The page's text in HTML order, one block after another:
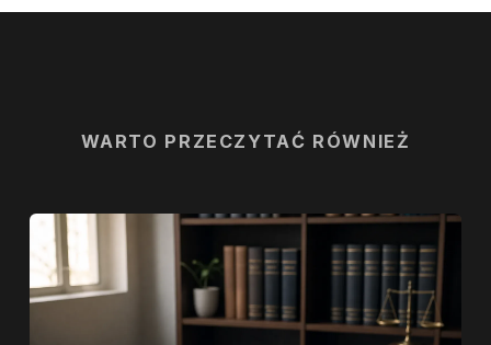
WARTO PRZECZYTAĆ RÓWNIEŻ